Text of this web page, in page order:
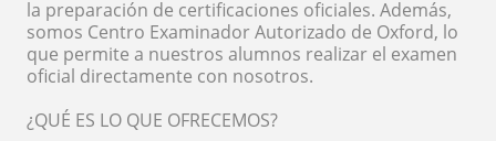
la preparación de certificaciones oficiales. Además,
somos Centro Examinador Autorizado de Oxford, lo
que permite a nuestros alumnos realizar el examen
oficial directamente con nosotros.
¿QUÉ ES LO QUE OFRECEMOS?